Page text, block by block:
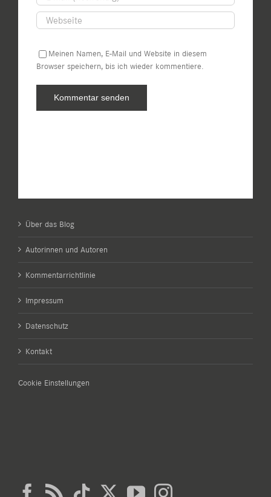
Meinen Namen, E-Mail und Website in diesem
Browser speichern, bis ich wieder kommentiere.
Über das Blog
Autorinnen und Autoren
Kommentarrichtlinie
Impressum
Datenschutz
Kontakt
Cookie Einstellungen